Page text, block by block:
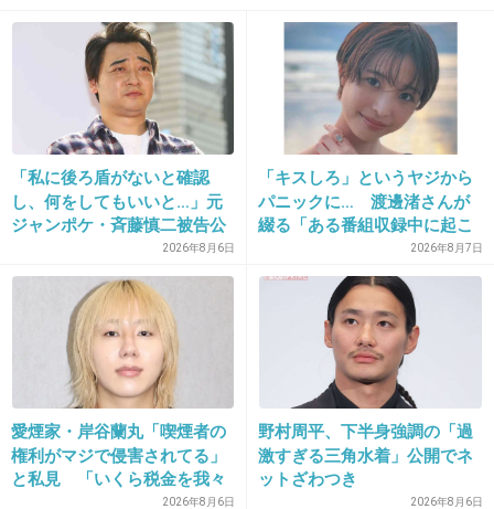
24. 匿名 2026/06/03(水) 21:16:06
転売ヤーってその儲けで生活してんの？
4件の返信
+4 -0
2026/06/03(水) 21:16:07
心が醜くなりそう。
+28
26. 匿名 2026/06/03(水) 21:16:15
>>10
ペロッ…これは…
「私に後ろ盾がないと確認
し、何をしてもいいと…」元
ジャンポケ・斉藤慎二被告公
2026年8月6日
「キスしろ」というヤジから
パニックに… 渡邊渚さんが
綴る「ある番組収録中に起こ
ったフラッシュバック」2026年8月7日
愛煙家・岸谷蘭丸「喫煙者の
権利がマジで侵害されてる」
と私見 「いくら税金を我々
2026年8月6日
野村周平、下半身強調の「過
激すぎる三角水着」公開でネ
ットざわつき
2026年8月6日